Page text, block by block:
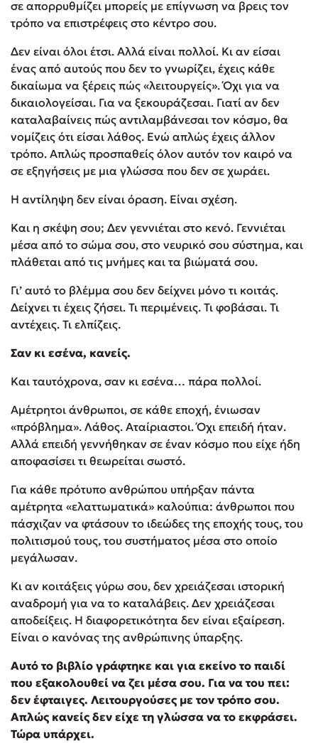
σε απορρυθμίζει μπορείς με επίγνωση να βρεις τον
τρόπο να επιστρέφεις στο κέντρο σου.
Δεν είναι όλοι έτσι. Αλλά είναι πολλοί. Κι αν είσαι
ένας από αυτούς που δεν το γνωρίζει, έχεις κάθε
δικαίωμα να ξέρεις πώς «λειτουργείς». Όχι για να
δικαιολογείσαι. Για να ξεκουράζεσαι. Γιατί αν δεν
καταλαβαίνεις πώς αντιλαμβάνεσαι τον κόσμο, θα
νομίζεις ότι είσαι λάθος. Ενώ απλώς έχεις άλλον
τρόπο. Απλώς προσπαθείς όλον αυτόν τον καιρό να
σε εξηγήσεις με μια γλώσσα που δεν σε χωράει.
Η αντίληψη δεν είναι όραση. Είναι σχέση.
Και η σκέψη σου; Δεν γεννιέται στο κενό. Γεννιέται
μέσα από το σώμα σου, στο νευρικό σου σύστημα, και
πλάθεται από τις μνήμες και τα βιώματά σου.
Γι’ αυτό το βλέμμα σου δεν δείχνει μόνο τι κοιτάς.
Δείχνει τι έχεις ζήσει. Τι περιμένεις. Τι φοβάσαι. Τι
αντέχεις. Τι ελπίζεις.
Σαν κι εσένα, κανείς.
Και ταυτόχρονα, σαν κι εσένα… πάρα πολλοί.
Αμέτρητοι άνθρωποι, σε κάθε εποχή, ένιωσαν
«πρόβλημα». Λάθος. Αταίριαστοι. Όχι επειδή ήταν.
Αλλά επειδή γεννήθηκαν σε έναν κόσμο που είχε ήδη
αποφασίσει τι θεωρείται σωστό.
Για κάθε πρότυπο ανθρώπου υπήρξαν πάντα
αμέτρητα «ελαττωματικά» καλούπια: άνθρωποι που
πάσχιζαν να φτάσουν το ιδεώδες της εποχής τους, του
πολιτισμού τους, του συστήματος μέσα στο οποίο
μεγάλωσαν.
Κι αν κοιτάξεις γύρω σου, δεν χρειάζεσαι ιστορική
αναδρομή για να το καταλάβεις. Δεν χρειάζεσαι
αποδείξεις. Η διαφορετικότητα δεν είναι εξαίρεση.
Είναι ο κανόνας της ανθρώπινης ύπαρξης.
Αυτό το βιβλίο γράφτηκε και για εκείνο το παιδί
που εξακολουθεί να ζει μέσα σου. Για να του πει:
δεν έφταιγες. Λειτουργούσες με τον τρόπο σου.
Απλώς κανείς δεν είχε τη γλώσσα να το εκφράσει.
Τώρα υπάρχει.